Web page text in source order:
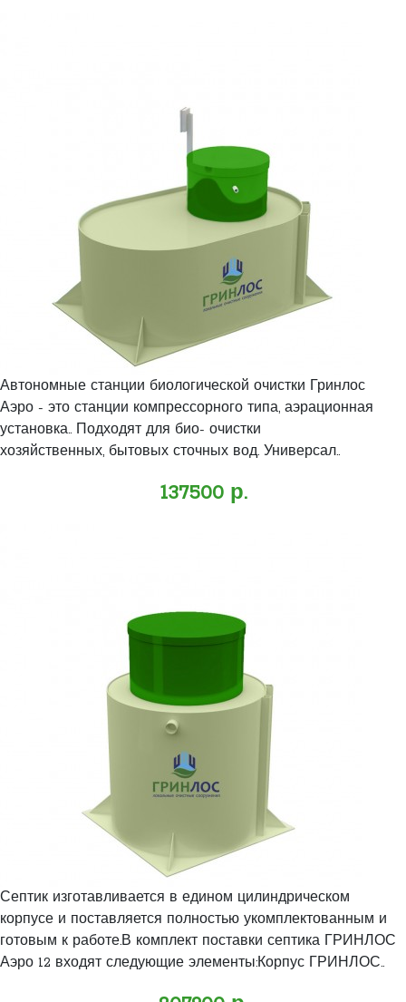
Автономные станции биологической очистки Гринлос
Аэро - это станции компрессорного типа, аэрационная
установка.. Подходят для био- очистки
хозяйственных, бытовых сточных вод. Универсал..
137500 р.
Септик изготавливается в едином цилиндрическом
корпусе и поставляется полностью укомплектованным и
готовым к работе.В комплект поставки септика ГРИНЛОС
Аэро 12 входят следующие элементы:Корпус ГРИНЛОС..